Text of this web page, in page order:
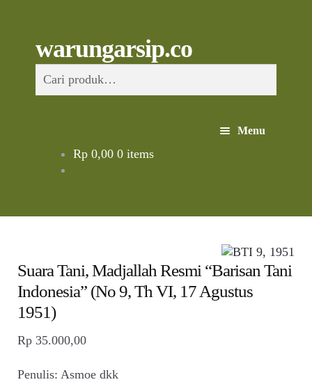
to
navigation
to
content
warungarsip.co
untuk:
Menu
Foto
Suara
Rp0,00 0 items
Suara Tani, Madjallah Resmi “Barisan Tani
Indonesia” (No 9, Th VI, 17 Agustus
1951)
Rp 35.000,00
Penulis: Asmoe dkk